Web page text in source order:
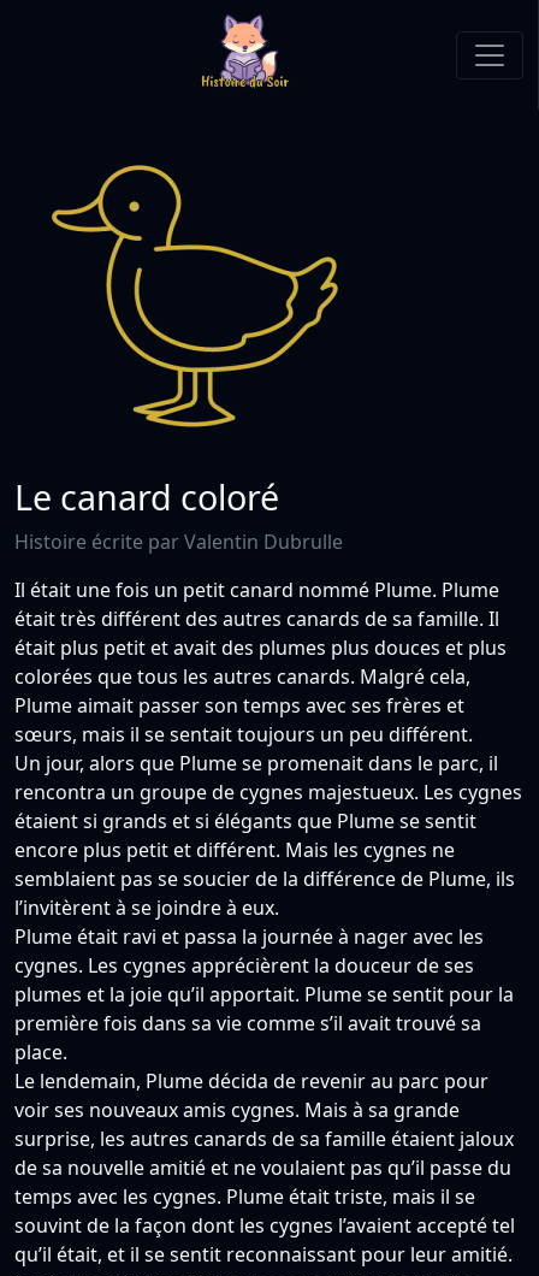
Le canard coloré
Histoire écrite par Valentin Dubrulle
Il était une fois un petit canard nommé Plume. Plume
était très différent des autres canards de sa famille. Il
était plus petit et avait des plumes plus douces et plus
colorées que tous les autres canards. Malgré cela,
Plume aimait passer son temps avec ses frères et
sœurs, mais il se sentait toujours un peu différent.
Un jour, alors que Plume se promenait dans le parc, il
rencontra un groupe de cygnes majestueux. Les cygnes
étaient si grands et si élégants que Plume se sentit
encore plus petit et différent. Mais les cygnes ne
semblaient pas se soucier de la différence de Plume, ils
l’invitèrent à se joindre à eux.
Plume était ravi et passa la journée à nager avec les
cygnes. Les cygnes apprécièrent la douceur de ses
plumes et la joie qu’il apportait. Plume se sentit pour la
première fois dans sa vie comme s’il avait trouvé sa
place.
Le lendemain, Plume décida de revenir au parc pour
voir ses nouveaux amis cygnes. Mais à sa grande
surprise, les autres canards de sa famille étaient jaloux
de sa nouvelle amitié et ne voulaient pas qu’il passe du
temps avec les cygnes. Plume était triste, mais il se
souvint de la façon dont les cygnes l’avaient accepté tel
qu’il était, et il se sentit reconnaissant pour leur amitié.